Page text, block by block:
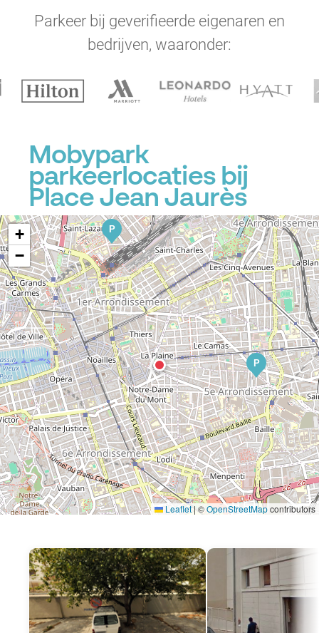
Parkeer bij geverifieerde eigenaren en
bedrijven, waaronder:
Mobypark
parkeerlocaties bij
Place Jean Jaurès
P
P
P
+
−
Leaflet|©OpenStreetMapcontributors